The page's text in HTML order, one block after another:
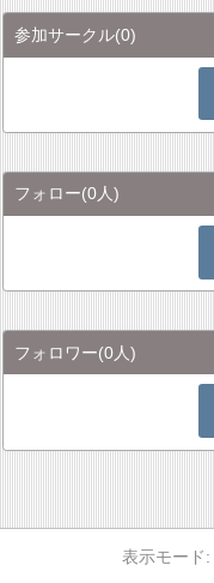
参加サークル(0)
フォロー(0人)
フォロワー(0人)